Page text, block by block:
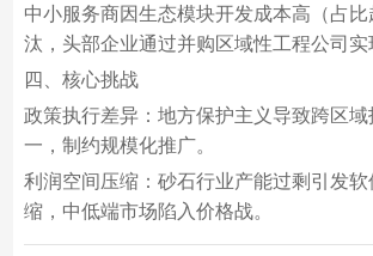
中小服务商因生态模块开发成本高（占
汰，头部企业通过并购区域性工程公司实
四、核心挑战
政策执行差异‌：地方保护主义导致跨区
一，制约规模化推广‌。
利润空间压缩‌：砂石行业产能过剩引发
缩，中低端市场陷入价格战‌。